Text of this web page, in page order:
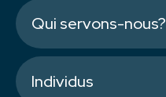
Qui servons-nous?
Individus